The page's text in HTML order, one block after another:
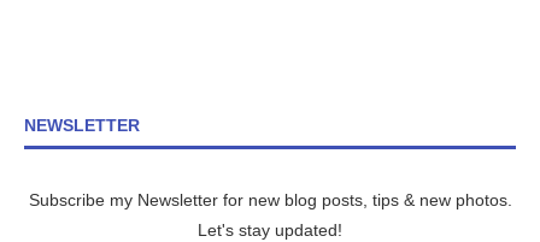
NEWSLETTER
Subscribe my Newsletter for new blog posts, tips & new photos.
Let's stay updated!